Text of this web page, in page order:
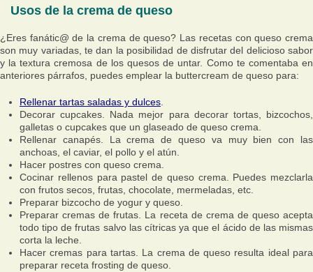
Usos de la crema de queso
¿Eres fanátic@ de la crema de queso? Las recetas con queso crema
son muy variadas, te dan la posibilidad de disfrutar del delicioso sabor
y la textura cremosa de los quesos de untar. Como te comentaba en
anteriores párrafos, puedes emplear la buttercream de queso para:
Rellenar tartas saladas y dulces
Decorar cupcakes. Nada mejor para decorar tortas, bizcochos,
galletas o cupcakes que un glaseado de queso crema.
Rellenar canapés. La crema de queso va muy bien con las
anchoas, el caviar, el pollo y el atún.
Hacer postres con queso crema.
Cocinar rellenos para pastel de queso crema. Puedes mezclarla
con frutos secos, frutas, chocolate, mermeladas, etc.
Preparar bizcocho de yogur y queso.
Preparar cremas de frutas. La receta de crema de queso acepta
todo tipo de frutas salvo las cítricas ya que el ácido de las mismas
corta la leche.
Hacer cremas para tartas. La crema de queso resulta ideal para
preparar receta frosting de queso.